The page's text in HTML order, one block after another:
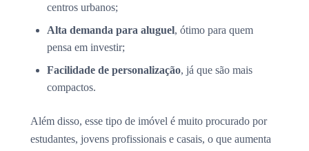
centros urbanos;
Alta demanda para aluguel, ótimo para quem
pensa em investir;
Facilidade de personalização, já que são mais
compactos.
Além disso, esse tipo de imóvel é muito procurado por
estudantes, jovens profissionais e casais, o que aumenta